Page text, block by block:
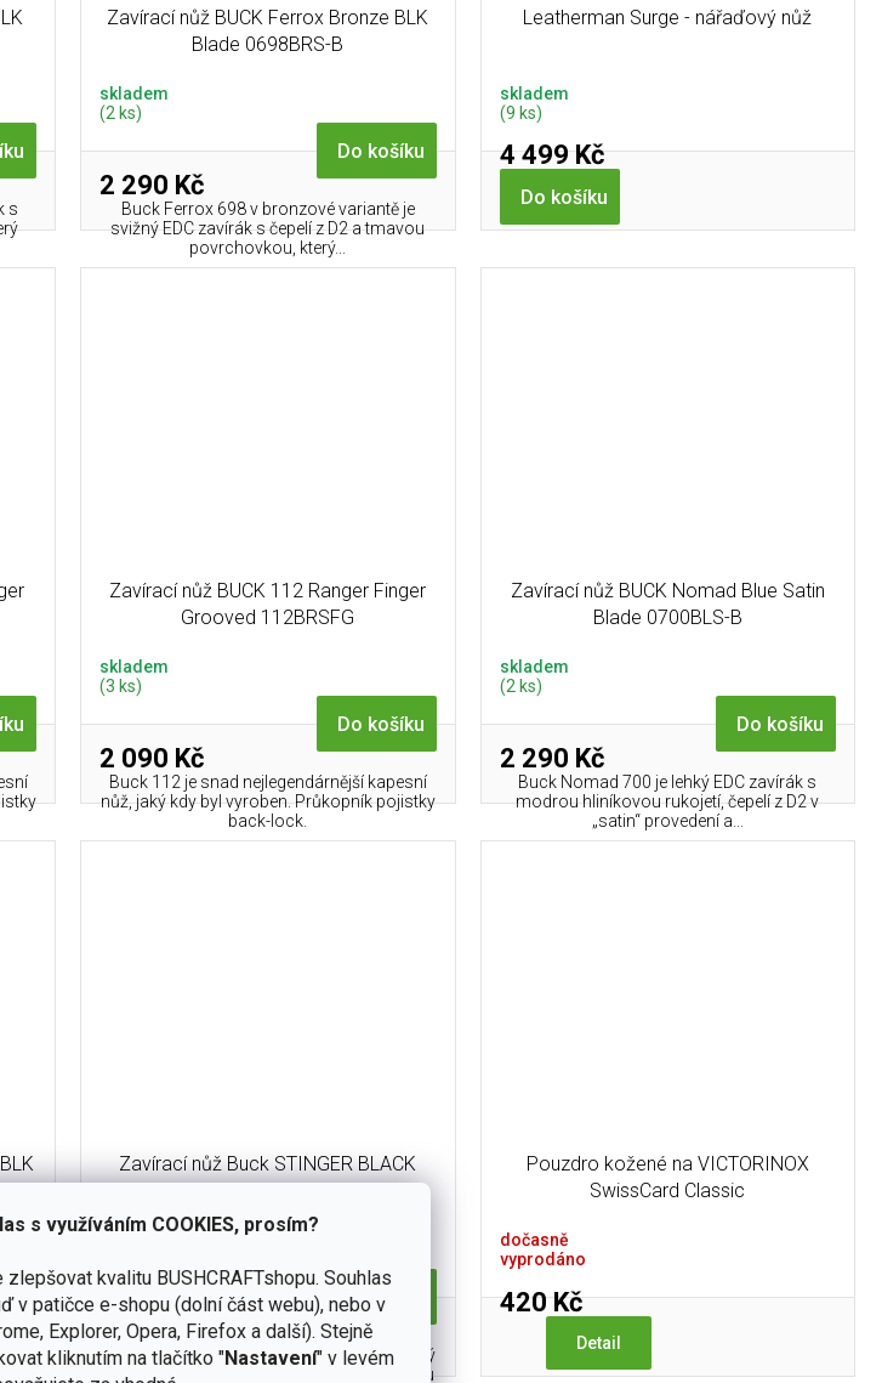
s využíváním COOKIES, prosím?
kvalitu BUSHCRAFTshopu. Souhlas
v patičce e-shopu (dolní část webu), nebo v
Explorer, Opera, Firefox a další). Stejně
kliknutím na tlačítko "Nastavení" v levém
s
Zavírací nůž BUCK Ferrox Bronze BLK
Blade 0698BRS-B
skladem
(2 ks)
2 290 Kč
Do košíku
Buck Ferrox 698 v bronzové variantě je
svižný EDC zavírák s čepelí z D2 a tmavou
povrchovkou, který...
Leatherman Surge - nářaďový nůž
skladem
(9 ks)
4 499 Kč
Do košíku
Zavírací nůž BUCK 112 Ranger Finger
Grooved 112BRSFG
skladem
(3 ks)
2 090 Kč
Do košíku
Buck 112 je snad nejlegendárnější kapesní
nůž, jaký kdy byl vyroben. Průkopník pojistky
back-lock.
Zavírací nůž BUCK Nomad Blue Satin
Blade 0700BLS-B
skladem
(2 ks)
2 290 Kč
Do košíku
Buck Nomad 700 je lehký EDC zavírák s
modrou hliníkovou rukojetí, čepelí z D2 v
„satin“ provedení a...
je
Zavírací nůž Buck STINGER BLACK
714BKS
1 790 Kč
Do košíku
Buck Stinger je kompaktní zavírací nůž, který
v sobě kombinuje bleskové otevírání, nízkou
Pouzdro kožené na VICTORINOX
SwissCard Classic
dočasně
vyprodáno
420 Kč
Detail